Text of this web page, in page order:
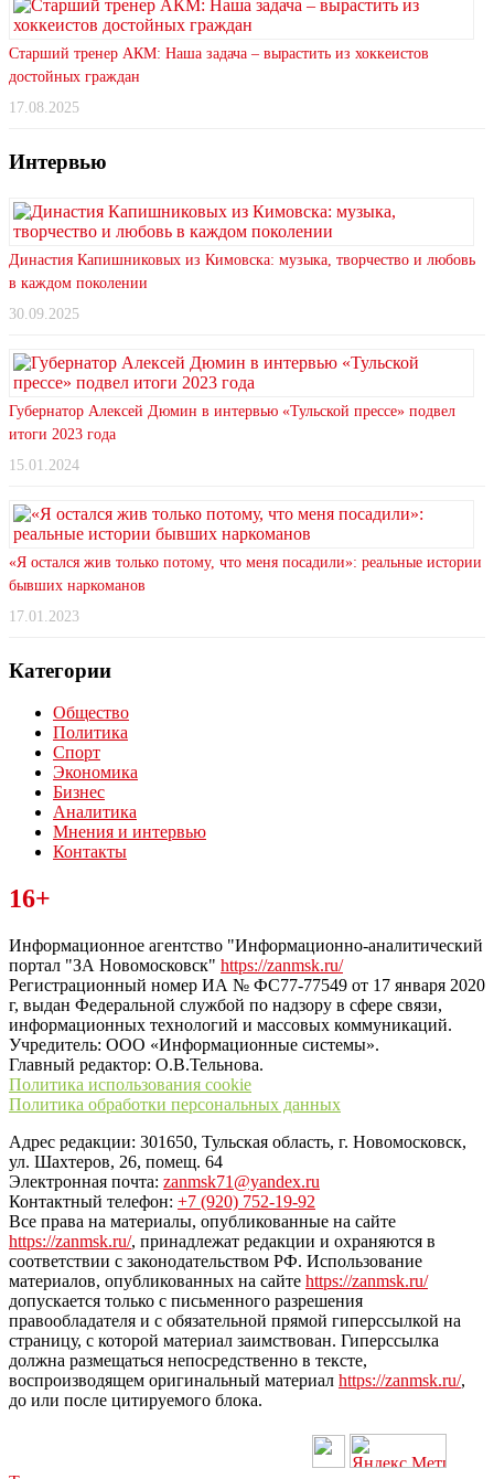
Старший тренер АКМ: Наша задача – вырастить из хоккеистов
достойных граждан
17.08.2025
Интервью
Династия Капишниковых из Кимовска: музыка, творчество и любовь
в каждом поколении
30.09.2025
Губернатор Алексей Дюмин в интервью «Тульской прессе» подвел
итоги 2023 года
15.01.2024
«Я остался жив только потому, что меня посадили»: реальные истории
бывших наркоманов
17.01.2023
Категории
Общество
Политика
Спорт
Экономика
Бизнес
Аналитика
Мнения и интервью
Контакты
Читайте последние новости дня в Тульской области на сайте
“ЗаНовомосковск”
16+
Информационное агентство "Информационно-аналитический
портал "ЗА Новомосковск" https://zanmsk.ru/
Регистрационный номер ИА № ФС77-77549 от 17 января 2020
г, выдан Федеральной службой по надзору в сфере связи,
информационных технологий и массовых коммуникаций.
Учредитель: ООО «Информационные системы».
Главный редактор: О.В.Тельнова.
Политика использования cookie
Политика обработки персональных данных
Адрес редакции: 301650, Тульская область, г. Новомосковск,
ул. Шахтеров, 26, помещ. 64
Электронная почта: zanmsk71@yandex.ru
Контактный телефон: +7 (920) 752-19-92
Все права на материалы, опубликованные на сайте
https://zanmsk.ru/, принадлежат редакции и охраняются в
соответствии с законодательством РФ. Использование
материалов, опубликованных на сайте https://zanmsk.ru/
допускается только с письменного разрешения
правообладателя и с обязательной прямой гиперссылкой на
страницу, с которой материал заимствован. Гиперссылка
должна размещаться непосредственно в тексте,
воспроизводящем оригинальный материал https://zanmsk.ru/,
до или после цитируемого блока.